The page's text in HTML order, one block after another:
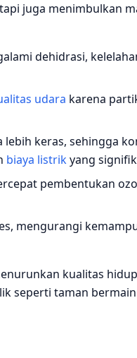
juga menimbulkan
dehidrasi,
udara karena
lebih keras, sehingga
biaya listrikyang
pembentukan
mengurangi
kualitas
seperti taman